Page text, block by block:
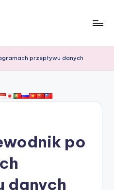
przepływu danych
po
danych